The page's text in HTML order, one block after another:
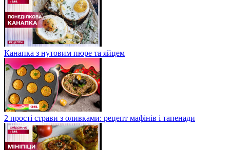
Канапка з нутовим пюре та яйцем
2 прості страви з оливками: рецепт мафінів і тапенади